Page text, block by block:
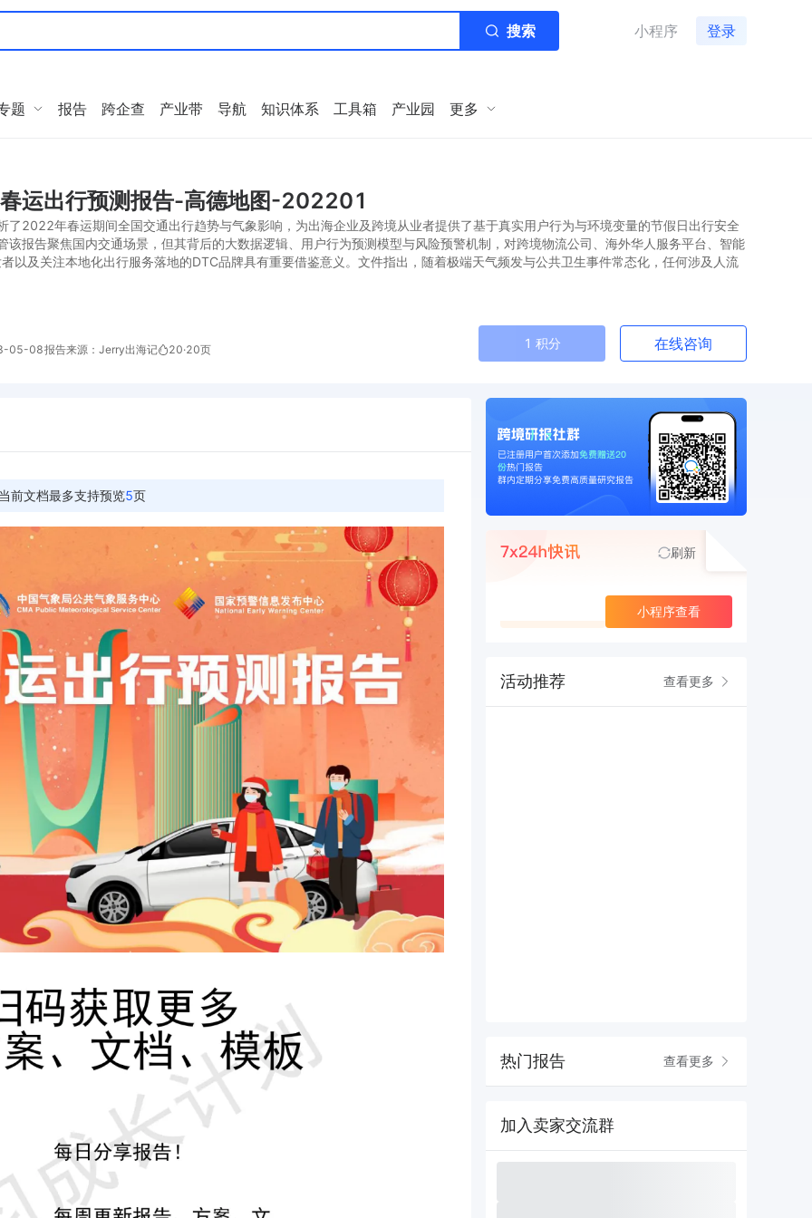
搜索 小程序 登录
题 报告 跨企查 产业带 导航 知识体系 工具箱 产业园 更多
运出行预测报告-高德地图-202201
了2022年春运期间全国交通出行趋势与气象影响，为出海企业及跨境从业者提供了基于真实用户行为与环境变量的节假日出行安全
该报告聚焦国内交通场景，但其背后的大数据逻辑、用户行为预测模型与风险预警机制，对跨境物流公司、海外华人服务平台、智能
以及关注本地化出行服务落地的DTC品牌具有重要借鉴意义。文件指出，随着极端天气频发与公共卫生事件常态化，任何涉及人流
05-08报告来源：Jerry出海记 20·20页 在线咨询
1 积分
前文档最多支持预览5页
刷新
小程序查看
活动推荐 查看更多
热门报告 查看更多
加入卖家交流群